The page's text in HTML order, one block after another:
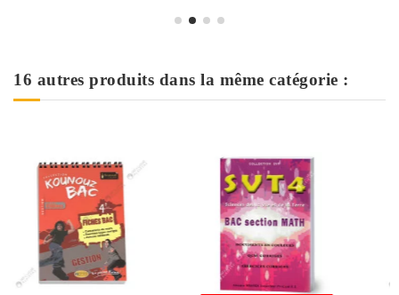
16 autres produits dans la même catégorie :